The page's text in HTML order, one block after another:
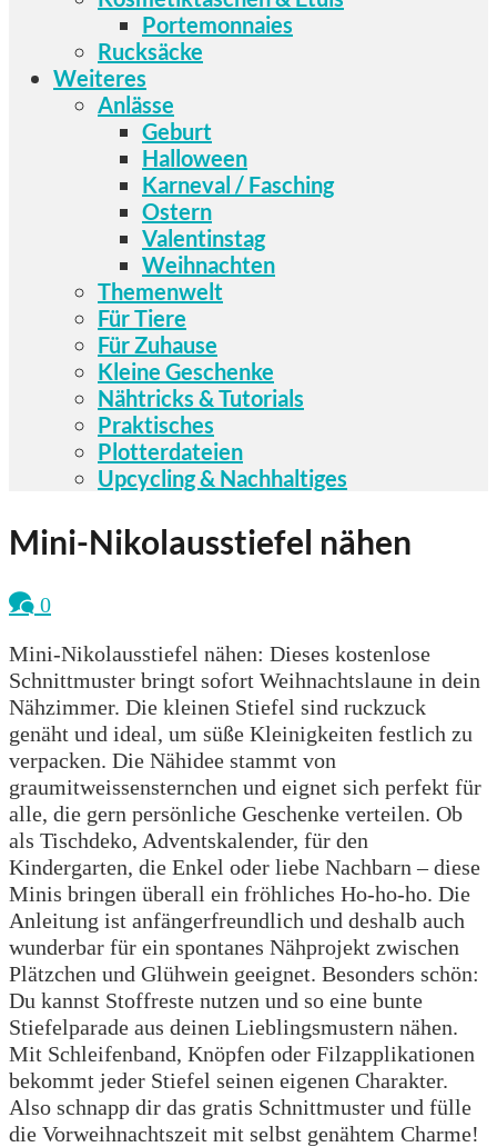
Portemonnaies
Rucksäcke
Weiteres
Anlässe
Geburt
Halloween
Karneval / Fasching
Ostern
Valentinstag
Weihnachten
Themenwelt
Für Tiere
Für Zuhause
Kleine Geschenke
Nähtricks & Tutorials
Praktisches
Plotterdateien
Upcycling & Nachhaltiges
Mini-Nikolausstiefel nähen
0
Mini-Nikolausstiefel nähen: Dieses kostenlose
Schnittmuster bringt sofort Weihnachtslaune in dein
Nähzimmer. Die kleinen Stiefel sind ruckzuck
genäht und ideal, um süße Kleinigkeiten festlich zu
verpacken. Die Nähidee stammt von
graumitweissensternchen und eignet sich perfekt für
alle, die gern persönliche Geschenke verteilen. Ob
als Tischdeko, Adventskalender, für den
Kindergarten, die Enkel oder liebe Nachbarn – diese
Minis bringen überall ein fröhliches Ho-ho-ho. Die
Anleitung ist anfängerfreundlich und deshalb auch
wunderbar für ein spontanes Nähprojekt zwischen
Plätzchen und Glühwein geeignet. Besonders schön:
Du kannst Stoffreste nutzen und so eine bunte
Stiefelparade aus deinen Lieblingsmustern nähen.
Mit Schleifenband, Knöpfen oder Filzapplikationen
bekommt jeder Stiefel seinen eigenen Charakter.
Also schnapp dir das gratis Schnittmuster und fülle
die Vorweihnachtszeit mit selbst genähtem Charme!